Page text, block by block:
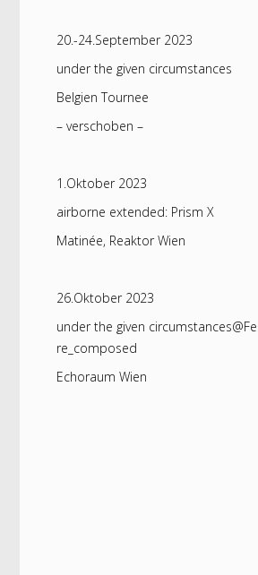
20.-24.September 2023
under the given circumstances
Belgien Tournee
– verschoben –
1.Oktober 2023
airborne extended: Prism X
Matinée, Reaktor Wien
26.Oktober 2023
under the given
re_composed
Echoraum Wien